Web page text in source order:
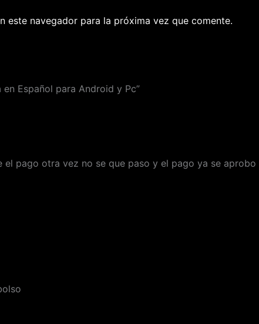
este navegador para la próxima vez que comente.
en Español para Android y Pc”
pago otra vez no se que paso y el pago ya se